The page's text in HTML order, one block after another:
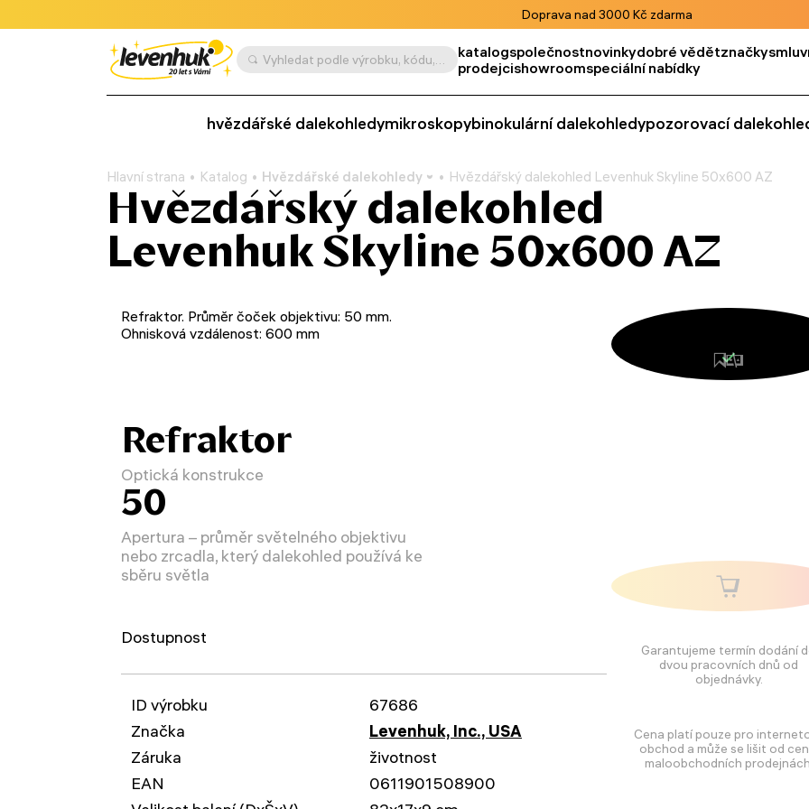
Doprava nad 3000 Kč zdarma
Vyhledat podle výrobku, kódu, kategorie apod. katalogspolečnostnovinkydobré vědětznačky
prodejcishowroomspeciální nabídky
hvězdářské dalekohledymikroskopybinokulární dalekohledypozorovací
Hlavní strana Katalog Hvězdářské dalekohledy Hvězdářský dalekohled Levenhuk Skyline 50х600 AZ
Hvězdářský dalekohled
Levenhuk Skyline 50х600 AZ
Garantujeme termín dodání
dvou pracovních dnů od
objednávky.
Cena platí pouze pro
obchod a může se lišit od
maloobchodních
Refraktor. Průměr čoček objektivu: 50 mm.
Ohnisková vzdálenost: 600 mm
Refraktor
Optická konstrukce
50
Apertura – průměr světelného objektivu
nebo zrcadla, který dalekohled používá ke
sběru světla
Dostupnost
ID výrobku
67686
Značka
Levenhuk, Inc., USA
Záruka
životnost
EAN
0611901508900